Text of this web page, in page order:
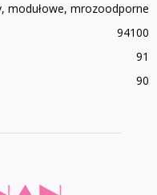
modułowe, mrozoodporne
100
94
91
90